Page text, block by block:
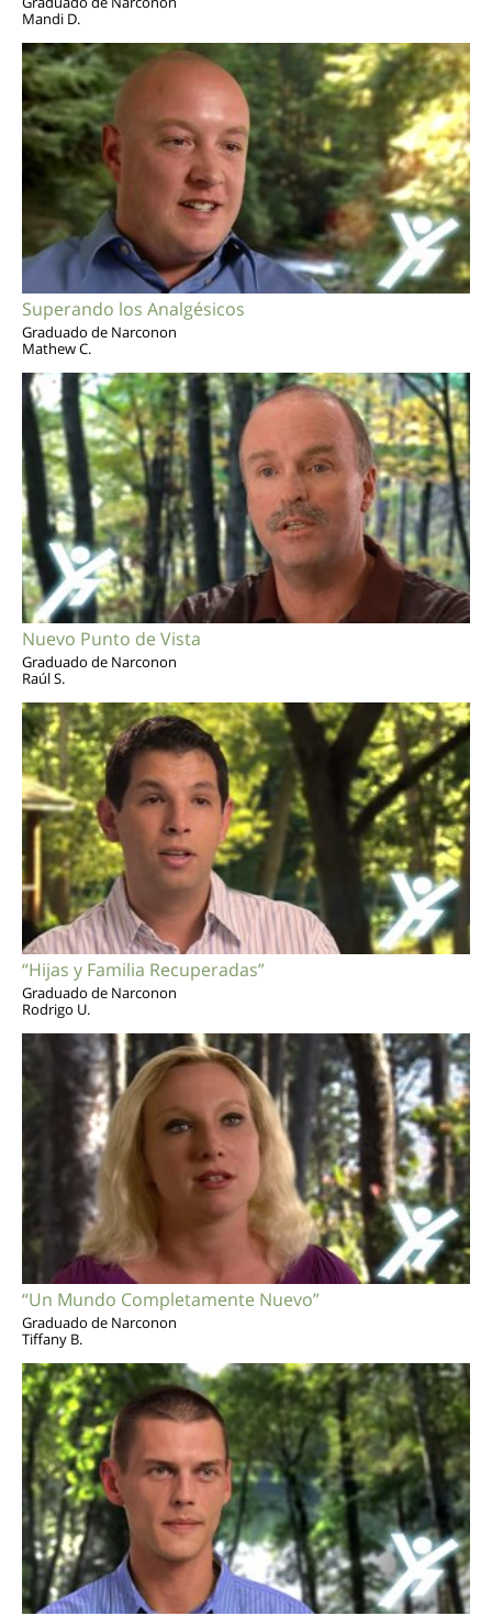
Mandi D.
Superando los Analgésicos
Graduado de Narconon
Mathew C.
Nuevo Punto de Vista
Graduado de Narconon
Raúl S.
“Hijas y Familia Recuperadas”
Graduado de Narconon
Rodrigo U.
“Un Mundo Completamente Nuevo”
Graduado de Narconon
Tiffany B.